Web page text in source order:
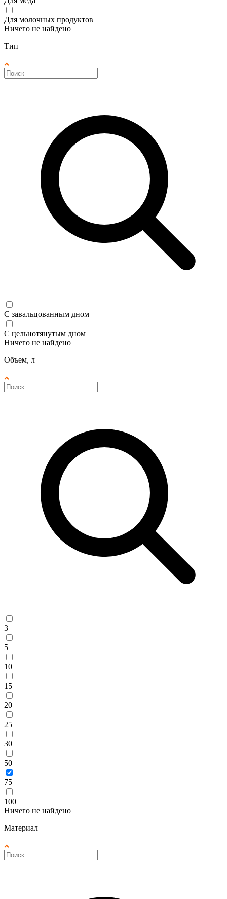
Для молочных продуктов
Ничего не найдено
Тип
С завальцованным дном
С цельнотянутым дном
Ничего не найдено
Объем, л
3
5
10
15
20
25
30
50
75
100
Ничего не найдено
Материал